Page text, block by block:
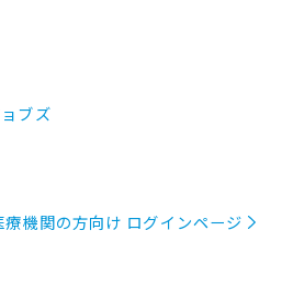
ブズ
療機関の方向け ログインページ